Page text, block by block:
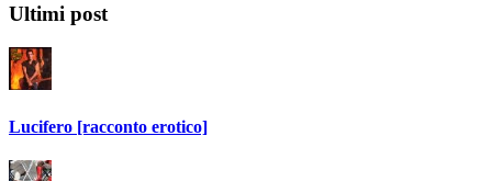
Ultimi post
Lucifero [racconto erotico]